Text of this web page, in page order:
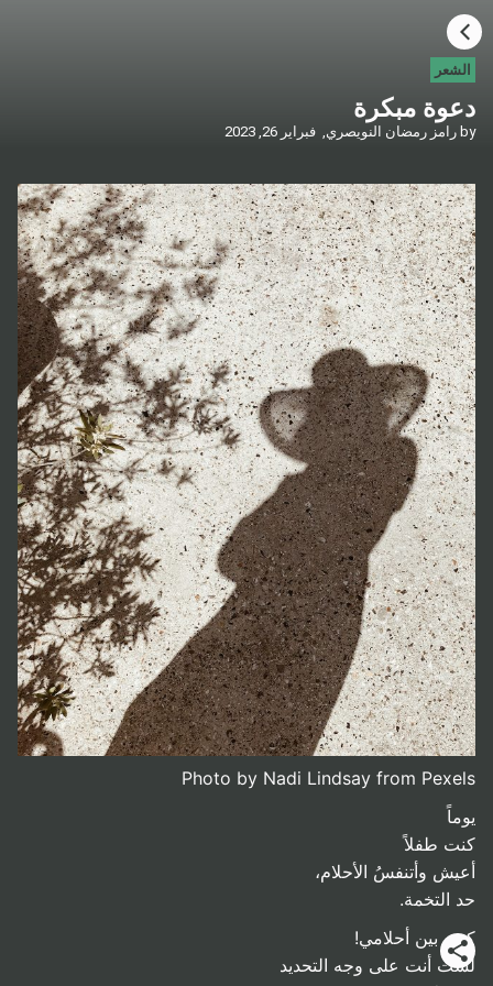
الشعر
دعوة مبكرة
by رامز رمضان النويصري, فبراير 26, 2023
Photo by Nadi Lindsay from Pexels
يوماً
كنت طفلاً
أعيش وأتنفسُ الأحلام،
حد التخمة.
كنت بين أحلامي!
لست أنت على وجه التحديد
HOME
CATEGORIES
GO TO
VISIT WEBSITE